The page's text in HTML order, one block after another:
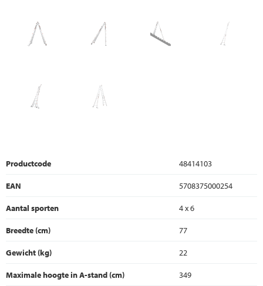
Productcode
48414103
EAN
5708375000254
Aantal sporten
4 x 6
Breedte (cm)
77
Gewicht (kg)
22
Maximale hoogte in A-stand (cm)
349